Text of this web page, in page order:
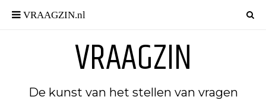
VRAAGZIN
De kunst van het stellen van vragen